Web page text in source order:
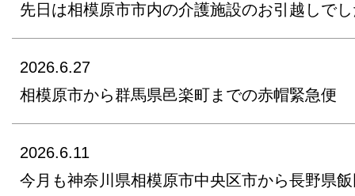
先日は相模原市市内の介護施設のお引越しで
2026.6.27
相模原市から群馬県邑楽町までの赤帽緊急便
2026.6.11
今月も神奈川県相模原市中央区市から長野県